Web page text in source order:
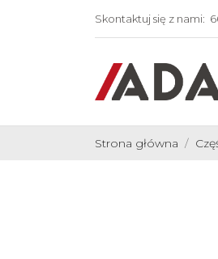
Skontaktuj się z nami:
Strona główna